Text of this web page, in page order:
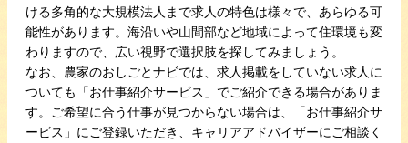
ける多角的な大規模法人まで求人の特色は様々で、あらゆる可
能性があります。海沿いや山間部など地域によって住環境も変
わりますので、広い視野で選択肢を探してみましょう。
なお、農家のおしごとナビでは、求人掲載をしていない求人に
ついても「お仕事紹介サービス」でご紹介できる場合がありま
す。ご希望に合う仕事が見つからない場合は、「お仕事紹介サ
ービス」にご登録いただき、キャリアアドバイザーにご相談く